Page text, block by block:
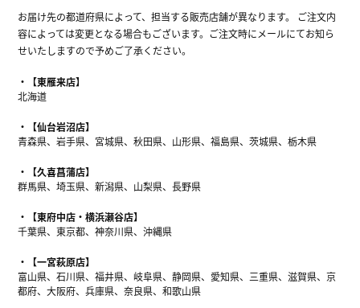
お届け先の都道府県によって、担当する販売店舗が異なります。 ご注文内
容によっては変更となる場合もございます。ご注文時にメールにてお知ら
せいたしますので予めご了承ください。
【東雁来店】
北海道
【仙台岩沼店】
青森県、岩手県、宮城県、秋田県、山形県、福島県、茨城県、栃木県
【久喜菖蒲店】
群馬県、埼玉県、新潟県、山梨県、長野県
【東府中店・横浜瀬谷店】
千葉県、東京都、神奈川県、沖縄県
【一宮萩原店】
富山県、石川県、福井県、岐阜県、静岡県、愛知県、三重県、滋賀県、京
都府、大阪府、兵庫県、奈良県、和歌山県